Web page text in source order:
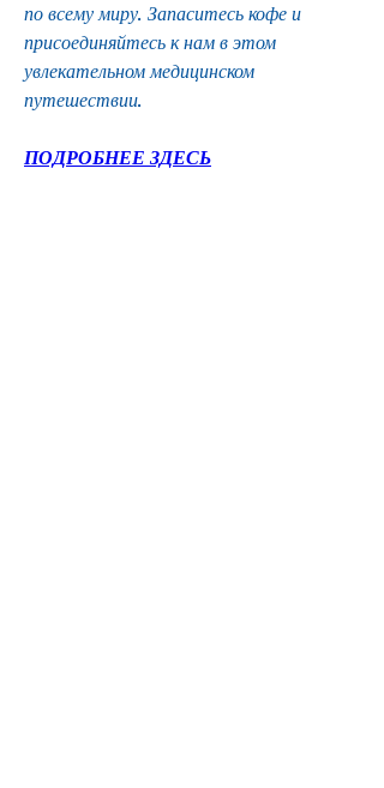
по всему миру. Запаситесь кофе и
присоединяйтесь к нам в этом
увлекательном медицинском
путешествии.
ПОДРОБНЕЕ ЗДЕСЬ